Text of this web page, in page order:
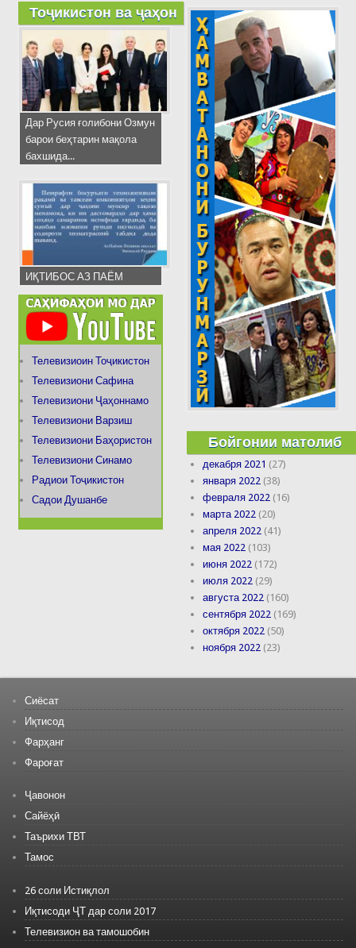
Тоҷикистон ва ҷаҳон
Дар Русия ғолибони Озмун
барои беҳтарин мақола
бахшида...
ИҚТИБОС АЗ ПАЁМ
Телевизиоин Тоҷикистон
Телевизиони Сафина
Телевизиони Ҷаҳоннамо
Телевизиони Варзиш
Телевизиони Баҳористон
Телевизиони Синамо
Радиои Тоҷикистон
Садои Душанбе
Бойгонии матолиб
декабря 2021 (27)
января 2022 (38)
февраля 2022 (16)
марта 2022 (20)
апреля 2022 (41)
мая 2022 (103)
июня 2022 (172)
июля 2022 (29)
августа 2022 (160)
сентября 2022 (169)
октября 2022 (50)
ноября 2022 (23)
Сиёсат
Иқтисод
Фарҳанг
Фароғат
Ҷавонон
Сайёҳӣ
Таърихи ТВТ
Тамос
26 соли Истиқлол
Иқтисоди ҶТ дар соли 2017
Телевизион ва тамошобин